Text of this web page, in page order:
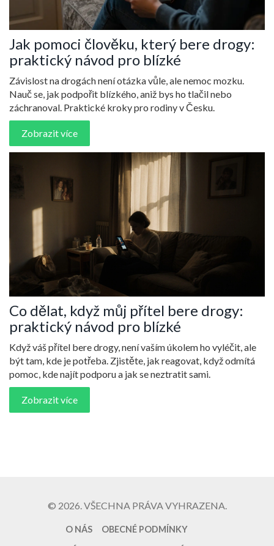
Jak pomoci člověku, který bere drogy:
praktický návod pro blízké
Závislost na drogách není otázka vůle, ale nemoc mozku.
Nauč se, jak podpořit blízkého, aniž bys ho tlačil nebo
záchranoval. Praktické kroky pro rodiny v Česku.
Zobrazit více
Co dělat, když můj přítel bere drogy:
praktický návod pro blízké
Když váš přítel bere drogy, není vaším úkolem ho vyléčit, ale
být tam, kde je potřeba. Zjistěte, jak reagovat, když odmítá
pomoc, kde najít podporu a jak se neztratit sami.
Zobrazit více
© 2026. VŠECHNA PRÁVA VYHRAZENA.
O NÁS
OBECNÉ PODMÍNKY